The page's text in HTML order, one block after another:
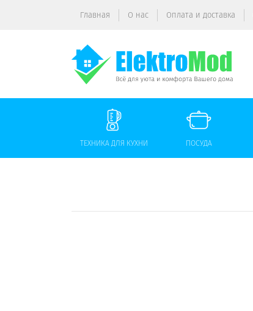
Главная О нас Оплата и доставка
ТЕХНИКА ДЛЯ КУХНИ ПОСУДА